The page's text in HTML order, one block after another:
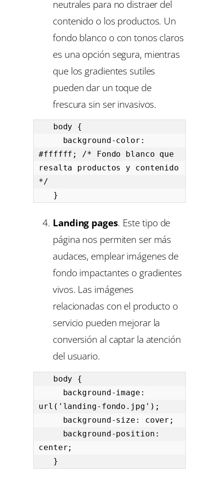
neutrales para no distraer del
contenido o los productos. Un
fondo blanco o con tonos claros
es una opción segura, mientras
que los gradientes sutiles
pueden dar un toque de
frescura sin ser invasivos.
#ffffff; /* Fondo blanco que
resalta productos y contenido
*/
   }
Landing pages. Este tipo de
página nos permiten ser más
audaces, emplear imágenes de
fondo impactantes o gradientes
vivos. Las imágenes
relacionadas con el producto o
servicio pueden mejorar la
conversión al captar la atención
del usuario.
url('landing-fondo.jpg');
center;
   }